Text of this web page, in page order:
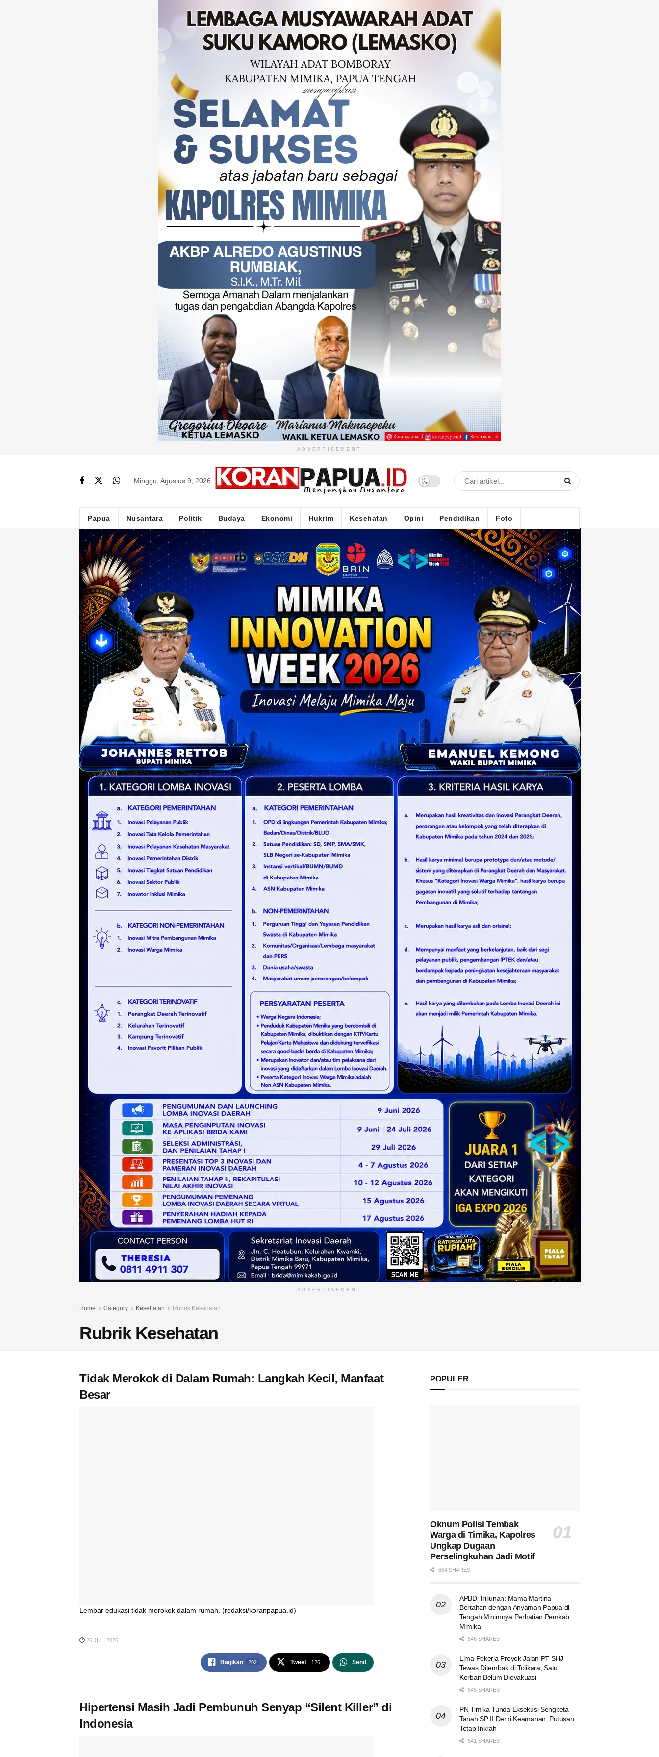
ADVERTISEMENT
Minggu, Agustus 9, 2026
Papua Nusantara Politik Budaya Ekonomi Hukrim Kesehatan Opini Pendidikan Foto
ADVERTISEMENT
Home Category Kesehatan Rubrik Kesehatan
Rubrik Kesehatan
Tidak Merokok di Dalam Rumah: Langkah Kecil, Manfaat
Besar
Lembar edukasi tidak merokok dalam rumah. (redaksi/koranpapua.id)
26 JULI 2026
Bagikan 202 Tweet 126 Send
Hipertensi Masih Jadi Pembunuh Senyap “Silent Killer” di
Indonesia
POPULER
Oknum Polisi Tembak
Warga di Timika, Kapolres
Ungkap Dugaan
Perselingkuhan Jadi Motif
664 SHARES
APBD Triliunan: Mama Martina
Bertahan dengan Anyaman Papua di
Tengah Minimnya Perhatian Pemkab
Mimika
546 SHARES
Lima Pekerja Proyek Jalan PT SHJ
Tewas Ditembak di Tolikara, Satu
Korban Belum Dievakuasi
545 SHARES
PN Timika Tunda Eksekusi Sengketa
Tanah SP II Demi Keamanan, Putusan
Tetap Inkrah
541 SHARES